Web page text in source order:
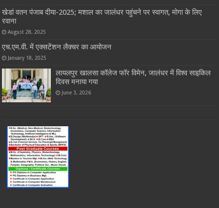
खेडां वतन पंजाब दीया-2025; मशाल का जालंधर पहुंचने पर स्वागत, मोगा के लिए
रवाना
August 28, 2025
एच.एम.वी. में एक्सटेंशन लैक्चर का आयोजन
January 18, 2025
लायलपुर खालसा कॉलेज फॉर विमेन, जालंधर में विश्व साइकिल
दिवस मनाया गया
June 3, 2026